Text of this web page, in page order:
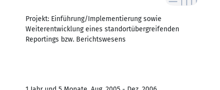
Projekt: Einführung/Implementierung sowie
Weiterentwicklung eines standortübergreifenden
Reportings bzw. Berichtswesens